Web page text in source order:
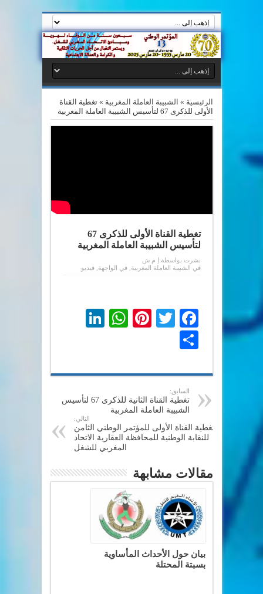
الرئيسية » الشبيبة العاملة المغربية »تغطية القناة
الأولى للذكرى 67 لتأسيس الشبيبة العاملة المغربية
تغطية القناة الأولى للذكرى 67
لتأسيس الشبيبة العاملة المغربية
نشرت بواسطة:
إ م ش
في
الشبيبة العاملة المغربية ,في الواجهة ,فيديو
Facebook
Twitter
Pinterest
WhatsApp
السابق:
تغطية القناة الثانية للذكرى 67 لتأسيس
الشبيبة العاملة المغربية
التالي:
تغطية القناة الأولى للمؤتمر الوطني الثامن
للنقابة الوطنية للمحافظة العقارية الاتحاد
المغربي للشغل
مقالات مشابهة
بيان حول الأحداث المأساوية
بسبتة المحتلة